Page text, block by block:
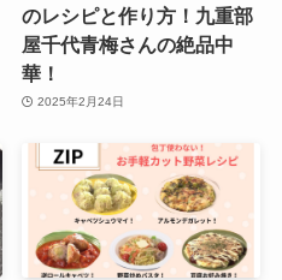
のレシピと作り方！九重部
屋千代青梅さんの絶品中
華！
2025年2月24日